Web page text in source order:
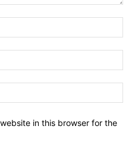
in this browser for the